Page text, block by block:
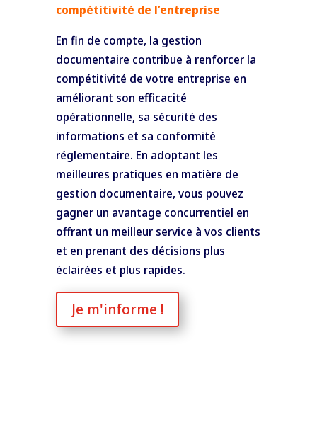
compétitivité de l’entreprise
En fin de compte, la gestion
documentaire contribue à renforcer la
compétitivité de votre entreprise en
améliorant son efficacité
opérationnelle, sa sécurité des
informations et sa conformité
réglementaire. En adoptant les
meilleures pratiques en matière de
gestion documentaire, vous pouvez
gagner un avantage concurrentiel en
offrant un meilleur service à vos clients
et en prenant des décisions plus
éclairées et plus rapides.
Je m'informe !